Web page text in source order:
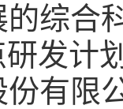
综合
发计
有限